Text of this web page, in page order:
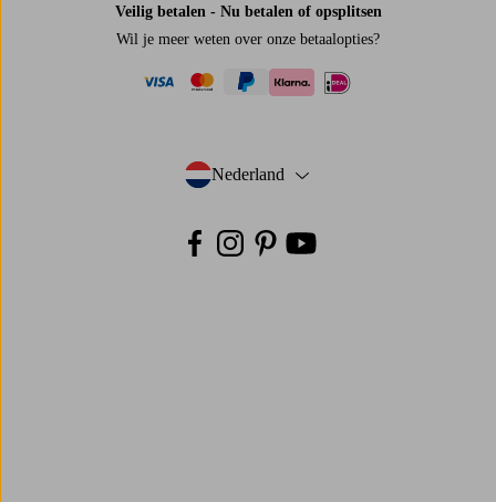
Veilig betalen - Nu betalen of opsplitsen
Wil je meer weten over onze betaalopties?
Nederland
- Selecteer land